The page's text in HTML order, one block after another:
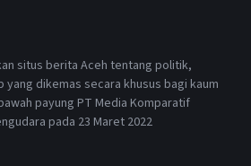
situs berita Aceh tentang politik,
yang dikemas secara khusus bagi kaum
payung PT Media Komparatif
pada 23 Maret 2022